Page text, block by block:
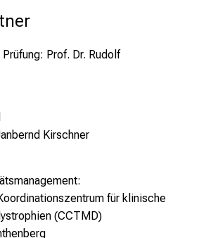
Prof. Dr. Rudolf
Kirschner
für klinische
(CCTMD)